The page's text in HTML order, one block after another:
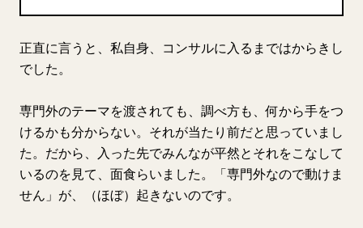
正直に言うと、私自身、コンサルに入るまではからきし
でした。
専門外のテーマを渡されても、調べ方も、何から手をつ
けるかも分からない。それが当たり前だと思っていまし
た。だから、入った先でみんなが平然とそれをこなして
いるのを見て、面食らいました。「専門外なので動けま
せん」が、（ほぼ）起きないのです。